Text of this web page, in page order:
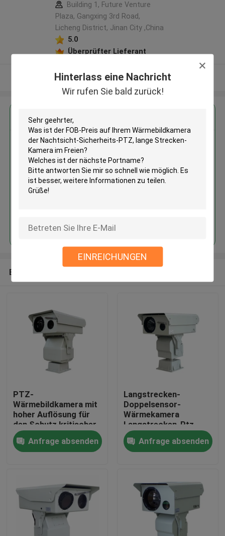
Hinterlass eine Nachricht
Wir rufen Sie bald zurück!
EINREICHUNGEN
Produkte
Building 1, Future Venture
Plaza, Gangxing 3rd Road,
Licheng District, Jinan City ,China
5.0
Überprüfter Lieferant
Sehen Sie mehr an
Erhalten Sie den besten Preis für
Wärmebildkamera der
Nachtsicht-Sicherheits-PTZ,
lange Strecken-Kamera im
Freien
Empfohlene Produkte
PTZ-
Wärmebildkamera mit
hoher Auflösung für
den Schutz kritischer
Infrastrukturen und
die Überwachung
industrieller Prozesse
Anfrage absenden
Langstrecken-
Doppelsensor-
Wärmekamera
Langstrecken-Ptz-
Kamera Langstrecken-
Sicherheitskamera
Anfrage absenden